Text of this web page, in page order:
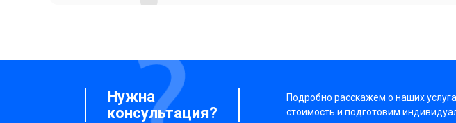
Нужна
консультация?
Подробно расскажем о наших
стоимость и подготовим